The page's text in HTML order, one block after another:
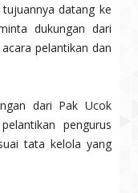
datang ke
dukungan dari
pelantikan dan
dari Pak Ucok
pengurus
tata kelola yang